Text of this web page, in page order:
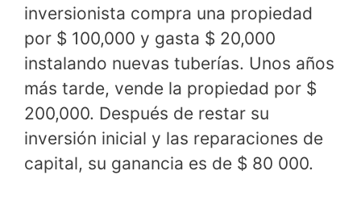
inversionista compra una propiedad
por $ 100,000 y gasta $ 20,000
instalando nuevas tuberías. Unos años
más tarde, vende la propiedad por $
200,000. Después de restar su
inversión inicial y las reparaciones de
capital, su ganancia es de $ 80 000.